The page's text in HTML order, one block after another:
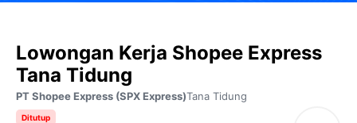
Lowongan Kerja Shopee Express
Tana Tidung
PT Shopee Express (SPX Express)Tana Tidung
Ditutup